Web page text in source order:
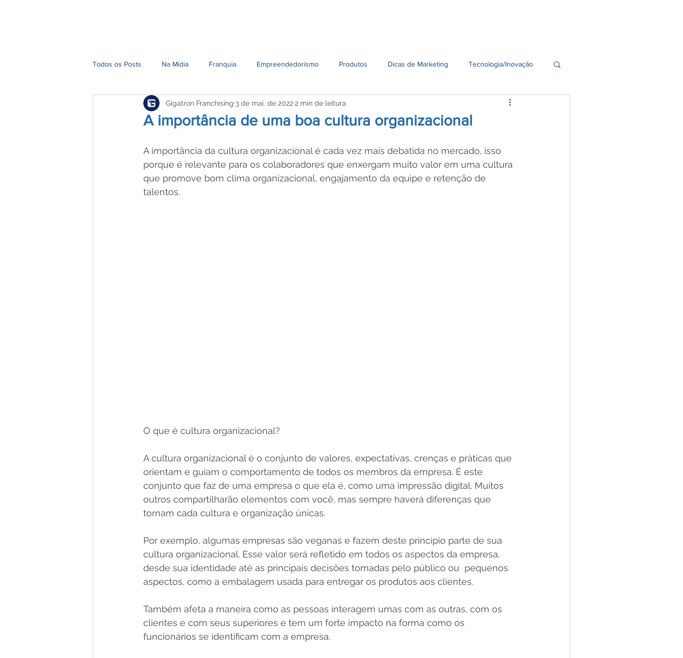
Todos os Posts Na Mídia Franquia Empreendedorismo Produtos Dicas de Marketing Tecnologia/Inovação
A importância de uma boa cultura organizacional
Gigatron Franchising 3 de mai. de 2022 2 min de leitura
A importância da cultura organizacional é cada vez mais debatida no mercado, isso
porque é relevante para os colaboradores que enxergam muito valor em uma cultura
que promove bom clima organizacional, engajamento da equipe e retenção de
talentos.
O que é cultura organizacional?
A cultura organizacional é o conjunto de valores, expectativas, crenças e práticas que
orientam e guiam o comportamento de todos os membros da empresa. É este
conjunto que faz de uma empresa o que ela é, como uma impressão digital. Muitos
outros compartilharão elementos com você, mas sempre haverá diferenças que
tornam cada cultura e organização únicas.
Por exemplo, algumas empresas são veganas e fazem deste princípio parte de sua
cultura organizacional. Esse valor será refletido em todos os aspectos da empresa,
desde sua identidade até as principais decisões tomadas pelo público ou  pequenos
aspectos, como a embalagem usada para entregar os produtos aos clientes.
Também afeta a maneira como as pessoas interagem umas com as outras, com os
clientes e com seus superiores e tem um forte impacto na forma como os
funcionários se identificam com a empresa.